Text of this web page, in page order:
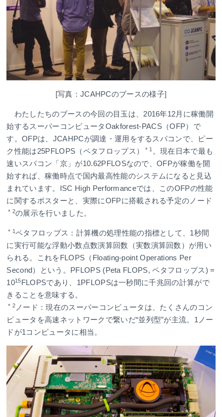
[写真：JCAHPCのブースの様子]
わたしたちのブースの今回の目玉は、2016年12月に稼働開
始するスーパーコンピュータOakforest-PACS（OFP）で
す。OFPは、JCAHPCが調達・運用をするスパコンで、ピー
ク性能は25PFLOPS（ペタフロップス）
＊1 。現在日本で最も
速いスパコン「京」が10.62PFLOSなので、OFPが稼働を開
始すれば、稼働時点で国内最高性能のシステムになると見込
まれています。ISC High Performanceでは、このOFPの性能
に関するポスターと、実際にOFPに搭載される予定のノード
＊2の展示を行いました。
＊1ペタフロップス：計算機の処理性能の指標として、1秒間
に実行可能な浮動小数点数演算回数（実数演算回数）が用い
られる。これをFLOPS（Floating-point Operations Per
Second）という。PFLOPS (Peta FLOPS, ペタフロップス) =
1015 FLOPSであり、1PFLOPSは一秒間に千兆回の計算がで
きることを意味する。
＊2 ノード：現在のスーパーコンピュータは、たくさんのコン
ピュータを高速ネットワークで繋いだ“並列型”が主流。1ノー
ドが1コンピュータに相当。